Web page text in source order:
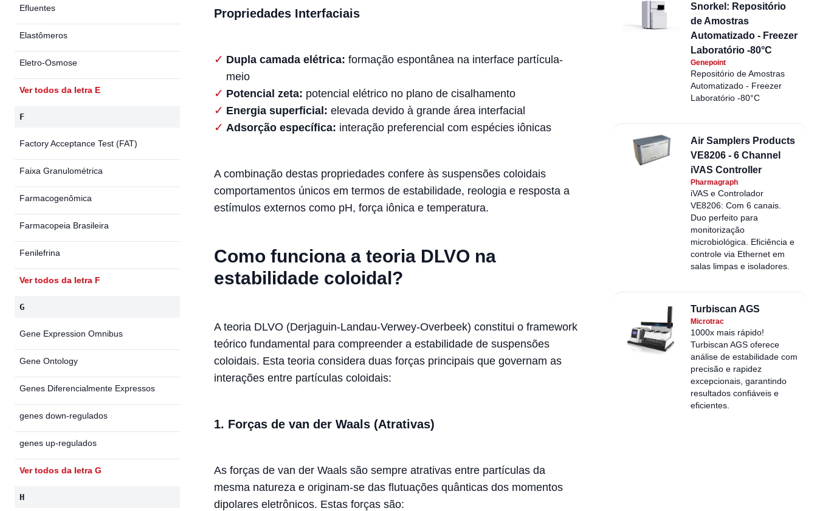
Propriedades Interfaciais
Dupla camada elétrica: formação espontânea na interface partícula-
meio
Potencial zeta: potencial elétrico no plano de cisalhamento
Energia superficial: elevada devido à grande área interfacial
Adsorção específica: interação preferencial com espécies iônicas
A combinação destas propriedades confere às suspensões coloidais
comportamentos únicos em termos de estabilidade, reologia e resposta a
estímulos externos como pH, força iônica e temperatura.
Como funciona a teoria DLVO na
estabilidade coloidal?
A teoria DLVO (Derjaguin-Landau-Verwey-Overbeek) constitui o framework
teórico fundamental para compreender a estabilidade de suspensões
coloidais. Esta teoria considera duas forças principais que governam as
interações entre partículas coloidais:
1. Forças de van der Waals (Atrativas)
As forças de van der Waals são sempre atrativas entre partículas da
mesma natureza e originam-se das flutuações quânticas dos momentos
dipolares eletrônicos. Estas forças são:
Efluentes
Elastômeros
Eletro-Osmose
Ver todos da letra E
F
Factory Acceptance Test (FAT)
Faixa Granulométrica
Farmacogenômica
Farmacopeia Brasileira
Fenilefrina
Ver todos da letra F
G
Gene Expression Omnibus
Gene Ontology
Genes Diferencialmente Expressos
genes down-regulados
genes up-regulados
Ver todos da letra G
H
Snorkel: Repositório
de Amostras
Automatizado - Freezer
Laboratório -80°C
Genepoint
Repositório de Amostras
Automatizado - Freezer
Laboratório -80°C
Air Samplers Products
VE8206 - 6 Channel
iVAS Controller
Pharmagraph
iVAS e Controlador
VE8206: Com 6 canais.
Duo perfeito para
monitorização
microbiológica. Eficiência e
controle via Ethernet em
salas limpas e isoladores.
Turbiscan AGS
Microtrac
1000x mais rápido!
Turbiscan AGS oferece
análise de estabilidade com
precisão e rapidez
excepcionais, garantindo
resultados confiáveis e
eficientes.